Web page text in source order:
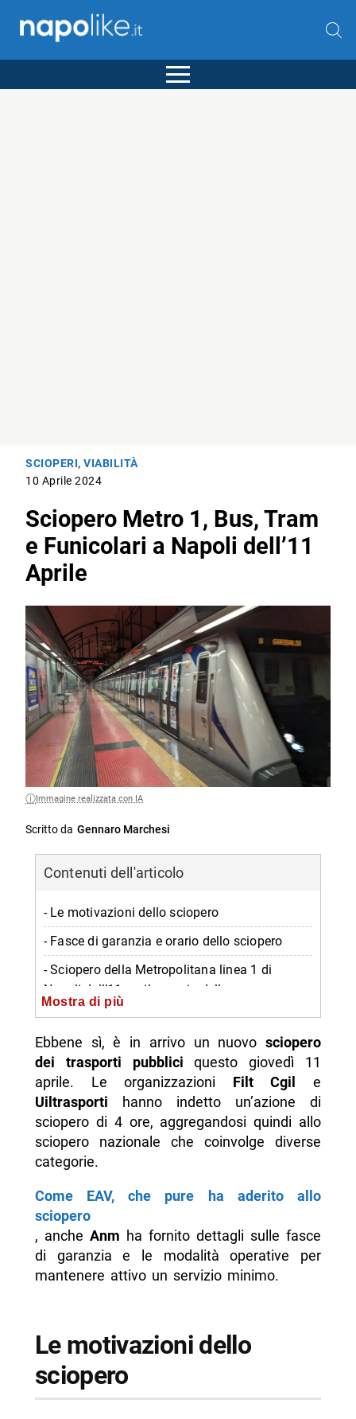
SCIOPERI,VIABILITÀ
10 Aprile 2024
Sciopero Metro 1, Bus, Tram
e Funicolari a Napoli dell’11
Aprile
Immagine realizzata con IA
Scritto da Gennaro Marchesi
Contenuti dell'articolo
- Le motivazioni dello sciopero
- Fasce di garanzia e orario dello sciopero
- Sciopero della Metropolitana linea 1 di
Napoli dell’11 aprile: orario delle corse
- Sciopero di Bus, Tram e linee di superficie di
Napoli dell’11 aprile
- Sciopero delle Funicolari di Napoli dell’11
aprile
-- Scopri di più da Napolike.it
Mostra di più
Ebbene sì, è in arrivo un nuovosciopero
dei trasporti pubblici questo giovedì 11
aprile. Le organizzazioni Filt Cgil
e
Uiltrasporti hanno indetto un’azione di
sciopero di 4 ore, aggregandosi quindi allo
sciopero nazionale che coinvolge diverse
categorie.
Come EAV, che pure ha aderito allo
sciopero
, anche Anm ha fornito dettagli sulle fasce
di garanzia e le modalità operative per
mantenere attivo un servizio minimo.
Le motivazioni dello
sciopero